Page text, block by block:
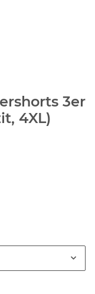
3er
4XL)